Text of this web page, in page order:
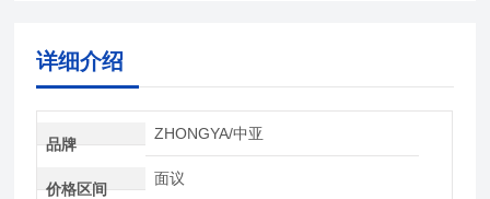
详细介绍
品牌
ZHONGYA/中亚
价格区间
面议